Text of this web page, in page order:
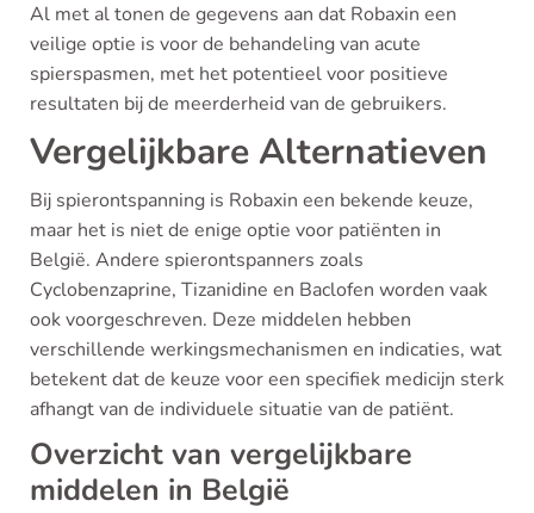
Al met al tonen de gegevens aan dat Robaxin een
veilige optie is voor de behandeling van acute
spierspasmen, met het potentieel voor positieve
resultaten bij de meerderheid van de gebruikers.
Vergelijkbare Alternatieven
Bij spierontspanning is Robaxin een bekende keuze,
maar het is niet de enige optie voor patiënten in
België. Andere spierontspanners zoals
Cyclobenzaprine, Tizanidine en Baclofen worden vaak
ook voorgeschreven. Deze middelen hebben
verschillende werkingsmechanismen en indicaties, wat
betekent dat de keuze voor een specifiek medicijn sterk
afhangt van de individuele situatie van de patiënt.
Overzicht van vergelijkbare
middelen in België